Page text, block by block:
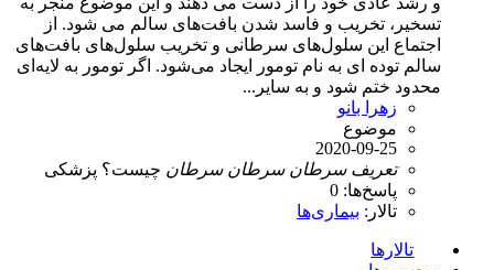
تسخير، تخريب و فاسد شدن بافت‌های سالم می ‌شود. از
اجتماع اين سلول‌های سرطانی و تخريب سلول‌های بافت‌های
سالم توده ‌ای به نام تومور ايجاد می‌شود. اگر تومور به لايه‌‌ای
محدود ختم شود و به ساير...
زهرا بانو
موضوع
2020-09-25
تعریف سرطان سرطان سرطان چیست؟ پزشکی
پاسخ‌ها: 0
تالار: بیماری‌ها
تالارها